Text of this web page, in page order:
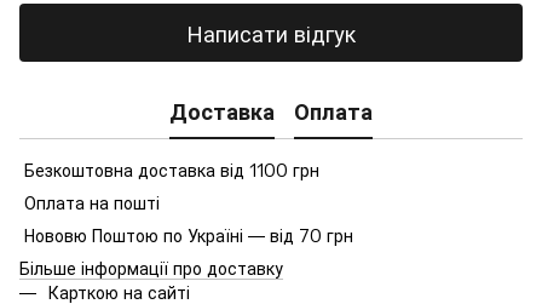
Написати відгук
Доставка Оплата
Безкоштовна доставка від 1100 грн
Оплата на пошті
Нововю Поштою по Україні — від 70 грн
Більше інформації про доставку
Карткою на сайті